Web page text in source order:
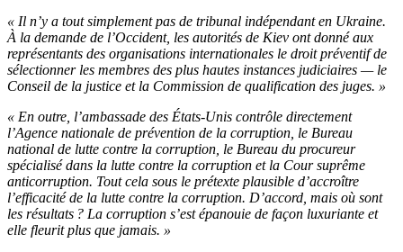
« Il n’y a tout simplement pas de tribunal indépendant en Ukraine.
À la demande de l’Occident, les autorités de Kiev ont donné aux
représentants des organisations internationales le droit préventif de
sélectionner les membres des plus hautes instances judiciaires — le
Conseil de la justice et la Commission de qualification des juges. »
« En outre, l’ambassade des États-Unis contrôle directement
l’Agence nationale de prévention de la corruption, le Bureau
national de lutte contre la corruption, le Bureau du procureur
spécialisé dans la lutte contre la corruption et la Cour suprême
anticorruption. Tout cela sous le prétexte plausible d’accroître
l’efficacité de la lutte contre la corruption. D’accord, mais où sont
les résultats ? La corruption s’est épanouie de façon luxuriante et
elle fleurit plus que jamais. »